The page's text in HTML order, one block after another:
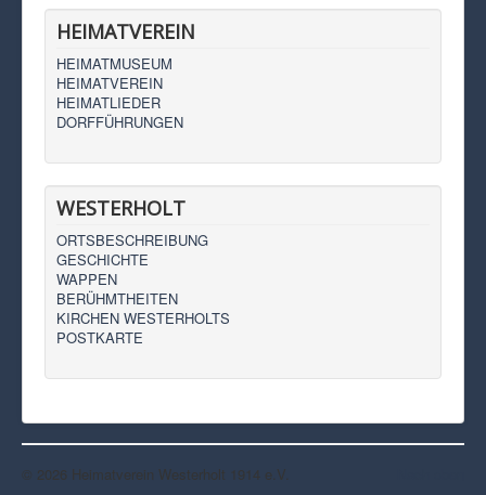
HEIMATVEREIN
HEIMATMUSEUM
HEIMATVEREIN
HEIMATLIEDER
DORFFÜHRUNGEN
WESTERHOLT
ORTSBESCHREIBUNG
GESCHICHTE
WAPPEN
BERÜHMTHEITEN
KIRCHEN WESTERHOLTS
POSTKARTE
© 2026 Heimatverein Westerholt 1914 e.V.